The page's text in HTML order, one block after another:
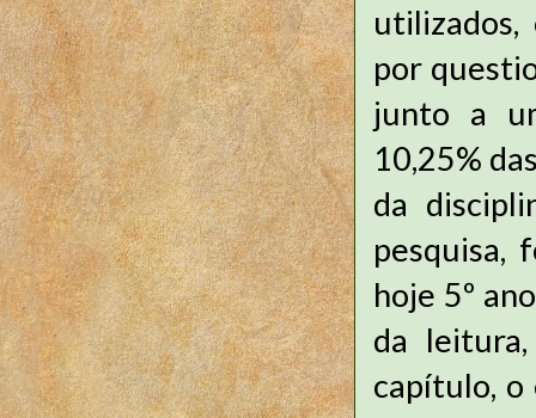
utilizados,
por
junto a
10,25%
da
pesquisa,
hoje 5º
da
capítulo,